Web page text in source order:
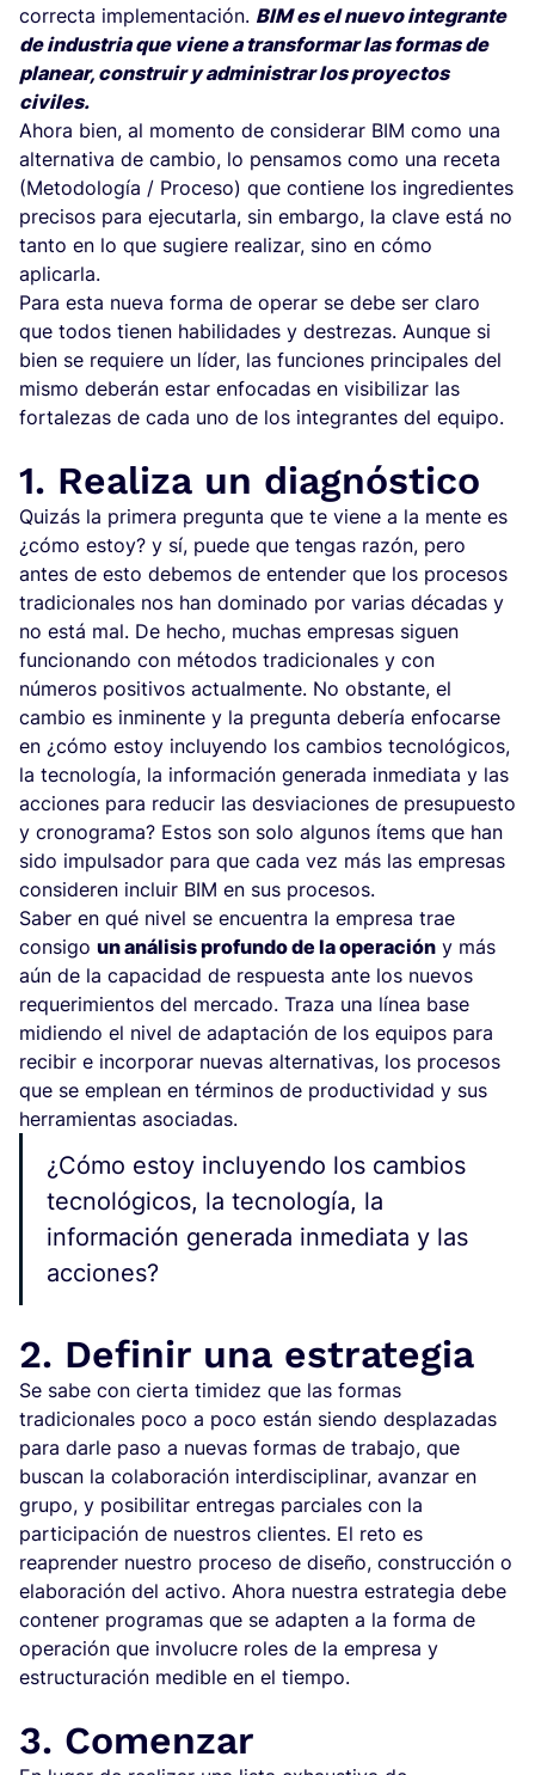
correcta implementación. BIM es el nuevo integrante
de industria que viene a transformar las formas de
planear, construir y administrar los proyectos
civiles.
Ahora bien, al momento de considerar BIM como una
alternativa de cambio, lo pensamos como una receta
(Metodología / Proceso) que contiene los ingredientes
precisos para ejecutarla, sin embargo, la clave está no
tanto en lo que sugiere realizar, sino en cómo
aplicarla.
Para esta nueva forma de operar se debe ser claro
que todos tienen habilidades y destrezas. Aunque si
bien se requiere un líder, las funciones principales del
mismo deberán estar enfocadas en visibilizar las
fortalezas de cada uno de los integrantes del equipo.
1. Realiza un diagnóstico
Quizás la primera pregunta que te viene a la mente es
¿cómo estoy? y sí, puede que tengas razón, pero
antes de esto debemos de entender que los procesos
tradicionales nos han dominado por varias décadas y
no está mal. De hecho, muchas empresas siguen
funcionando con métodos tradicionales y con
números positivos actualmente. No obstante, el
cambio es inminente y la pregunta debería enfocarse
en ¿cómo estoy incluyendo los cambios tecnológicos,
la tecnología, la información generada inmediata y las
acciones para reducir las desviaciones de presupuesto
y cronograma? Estos son solo algunos ítems que han
sido impulsador para que cada vez más las empresas
consideren incluir BIM en sus procesos.
Saber en qué nivel se encuentra la empresa trae
consigo un análisis profundo de la operación y más
aún de la capacidad de respuesta ante los nuevos
requerimientos del mercado. Traza una línea base
midiendo el nivel de adaptación de los equipos para
recibir e incorporar nuevas alternativas, los procesos
que se emplean en términos de productividad y sus
herramientas asociadas.
¿Cómo estoy incluyendo los cambios
tecnológicos, la tecnología, la
información generada inmediata y las
acciones?
2. Definir una estrategia
Se sabe con cierta timidez que las formas
tradicionales poco a poco están siendo desplazadas
para darle paso a nuevas formas de trabajo, que
buscan la colaboración interdisciplinar, avanzar en
grupo, y posibilitar entregas parciales con la
participación de nuestros clientes. El reto es
reaprender nuestro proceso de diseño, construcción o
elaboración del activo. Ahora nuestra estrategia debe
contener programas que se adapten a la forma de
operación que involucre roles de la empresa y
estructuración medible en el tiempo.
3. Comenzar